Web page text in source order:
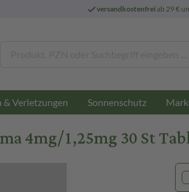
versandkostenfreiab 29 €
& Verletzungen Sonnenschutz
4mg/1,25mg 30 St